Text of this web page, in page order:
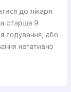
до лікаря
старше 9
годування, або
негативно